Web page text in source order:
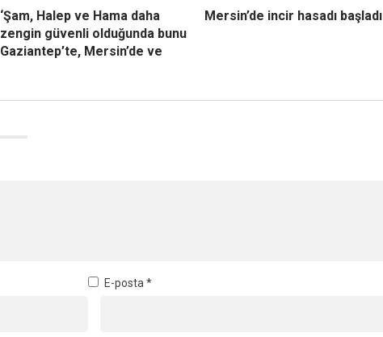
‘Şam, Halep ve Hama daha
zengin güvenli olduğunda bunu
Gaziantep’te, Mersin’de ve
Mersin’de incir hasadı başladı
E-posta*